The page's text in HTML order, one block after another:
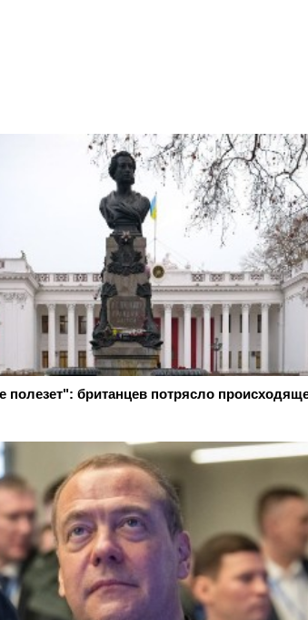
полезет": британцев потрясло